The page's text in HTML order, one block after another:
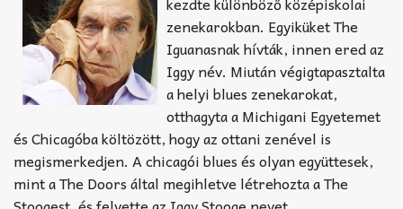
TABok
Improvizáció
zenekarokban. Egyiküket The
Iguanasnak hívták, innen ered az
Iggy név. Miután végigtapasztalta
a helyi blues zenekarokat,
otthagyta a Michigani Egyetemet
és Chicagóba költözött, hogy az ottani zenével is
megismerkedjen. A chicagói blues és olyan együttesek,
mint a The Doors által megihletve létrehozta a The